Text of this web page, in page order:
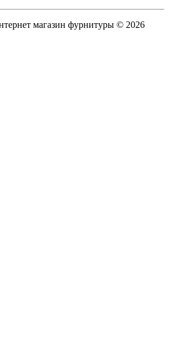
магазин фурнитуры © 2026